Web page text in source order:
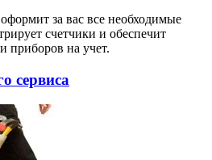
за вас все необходимые
счетчики и обеспечит
приборов на учет.
сервиса